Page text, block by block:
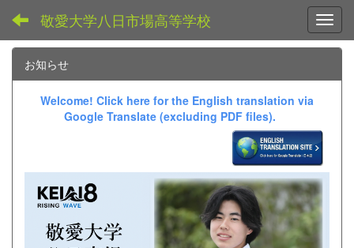
敬愛大学八日市場高等学校
お知らせ
Welcome! Click here for the English translation via
Google Translate (excluding PDF files).